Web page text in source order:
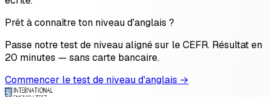
Prêt à connaître ton niveau d'anglais ?
Passe notre test de niveau aligné sur le CEFR. Résultat en
20 minutes — sans carte bancaire.
Commencer le test de niveau d'anglais →